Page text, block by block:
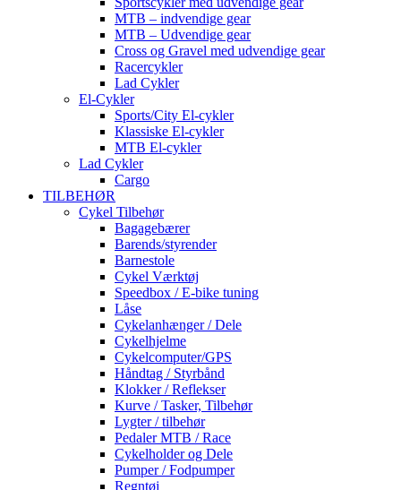
MTB – indvendige gear
MTB – Udvendige gear
Cross og Gravel med udvendige gear
Racercykler
Lad Cykler
El-Cykler
Sports/City El-cykler
Klassiske El-cykler
MTB El-cykler
Lad Cykler
Cargo
TILBEHØR
Cykel Tilbehør
Bagagebærer
Barends/styrender
Barnestole
Cykel Værktøj
Speedbox / E-bike tuning
Låse
Cykelanhænger / Dele
Cykelhjelme
Cykelcomputer/GPS
Håndtag / Styrbånd
Klokker / Reflekser
Kurve / Tasker, Tilbehør
Lygter / tilbehør
Pedaler MTB / Race
Cykelholder og Dele
Pumper / Fodpumper
Regntøj